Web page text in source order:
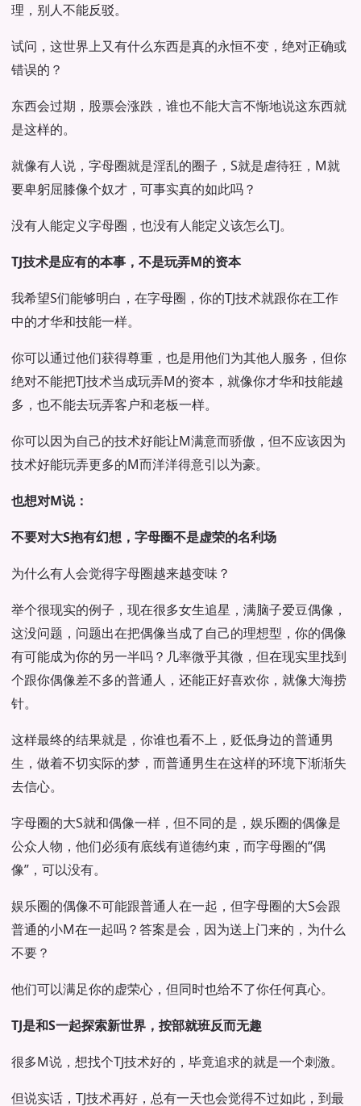
理，别人不能反驳。
试问，这世界上又有什么东西是真的永恒不变，绝对正确或
错误的？
东西会过期，股票会涨跌，谁也不能大言不惭地说这东西就
是这样的。
就像有人说，字母圈就是淫乱的圈子，S就是虐待狂，M就
要卑躬屈膝像个奴才，可事实真的如此吗？
没有人能定义字母圈，也没有人能定义该怎么TJ。
TJ技术是应有的本事，不是玩弄M的资本
我希望S们能够明白，在字母圈，你的TJ技术就跟你在工作
中的才华和技能一样。
你可以通过他们获得尊重，也是用他们为其他人服务，但你
绝对不能把TJ技术当成玩弄M的资本，就像你才华和技能越
多，也不能去玩弄客户和老板一样。
你可以因为自己的技术好能让M满意而骄傲，但不应该因为
技术好能玩弄更多的M而洋洋得意引以为豪。
也想对M说：
不要对大S抱有幻想，字母圈不是虚荣的名利场
为什么有人会觉得字母圈越来越变味？
举个很现实的例子，现在很多女生追星，满脑子爱豆偶像，
这没问题，问题出在把偶像当成了自己的理想型，你的偶像
有可能成为你的另一半吗？几率微乎其微，但在现实里找到
个跟你偶像差不多的普通人，还能正好喜欢你，就像大海捞
针。
这样最终的结果就是，你谁也看不上，贬低身边的普通男
生，做着不切实际的梦，而普通男生在这样的环境下渐渐失
去信心。
字母圈的大S就和偶像一样，但不同的是，娱乐圈的偶像是
公众人物，他们必须有底线有道德约束，而字母圈的“偶
像”，可以没有。
娱乐圈的偶像不可能跟普通人在一起，但字母圈的大S会跟
普通的小M在一起吗？答案是会，因为送上门来的，为什么
不要？
他们可以满足你的虚荣心，但同时也给不了你任何真心。
TJ是和S一起探索新世界，按部就班反而无趣
很多M说，想找个TJ技术好的，毕竟追求的就是一个刺激。
但说实话，TJ技术再好，总有一天也会觉得不过如此，到最